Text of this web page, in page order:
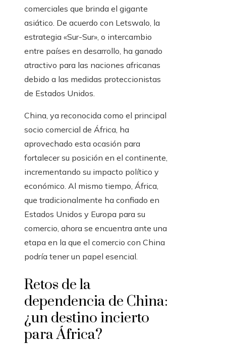
comerciales que brinda el gigante
asiático. De acuerdo con Letswalo, la
estrategia «Sur-Sur», o intercambio
entre países en desarrollo, ha ganado
atractivo para las naciones africanas
debido a las medidas proteccionistas
de Estados Unidos.
China, ya reconocida como el principal
socio comercial de África, ha
aprovechado esta ocasión para
fortalecer su posición en el continente,
incrementando su impacto político y
económico. Al mismo tiempo, África,
que tradicionalmente ha confiado en
Estados Unidos y Europa para su
comercio, ahora se encuentra ante una
etapa en la que el comercio con China
podría tener un papel esencial.
Retos de la
dependencia de China:
¿un destino incierto
para África?